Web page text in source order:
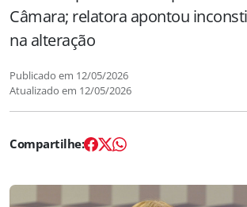
Câmara; relatora apontou
na alteração
Publicado em 12/05/2026
Atualizado em 12/05/2026